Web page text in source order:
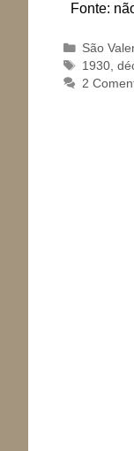
Fonte:
São
Tags
1930,
2